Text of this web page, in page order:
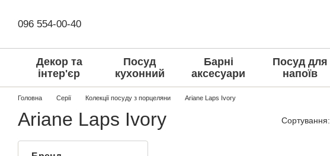
096 554-00-40
Декор та
інтер'єр
Посуд
кухонний
Барні
аксесуари
Посуд для
напоїв
Головна Серії Колекції посуду з порцеляни Ariane Laps Ivory
Ariane Laps Ivory Сортування: